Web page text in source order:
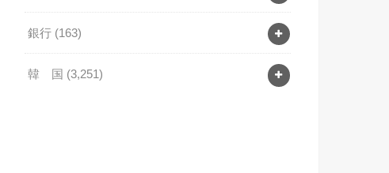
銀行 (163)
韓 国 (3,251)